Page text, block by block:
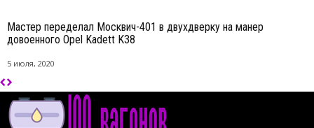
Мастер переделал Москвич-401 в двухдверку на манер
довоенного Opel Kadett K38
5 июля, 2020